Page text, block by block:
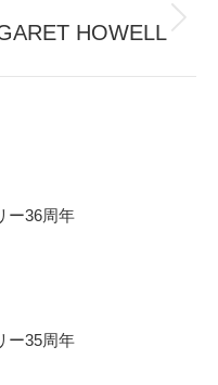
HOWELL
ー36周年
ー35周年